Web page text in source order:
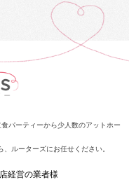
パーティーから少人数のアットホー
ルーターズにお任せください。
経営の業者様